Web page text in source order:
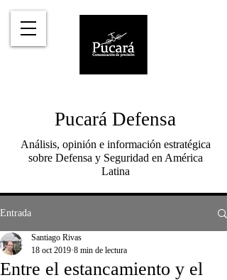
Pucará Defensa
Análisis, opinión e información estratégica
sobre Defensa y Seguridad en América
Latina
Entrada
Entre el estancamiento y el
Santiago Rivas
18 oct 2019 8 min de lectura